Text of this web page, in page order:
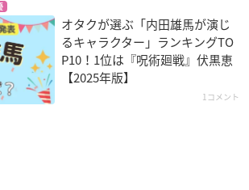
オタクが選ぶ「内田雄馬が演じ
るキャラクター」ランキングTO
P10！1位は『呪術廻戦』伏黒恵
【2025年版】
1コメント